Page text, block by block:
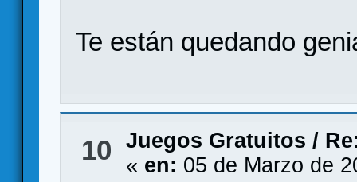
Te están quedando
10 Juegos Gratuitos /
« en: 05 de Marzo de